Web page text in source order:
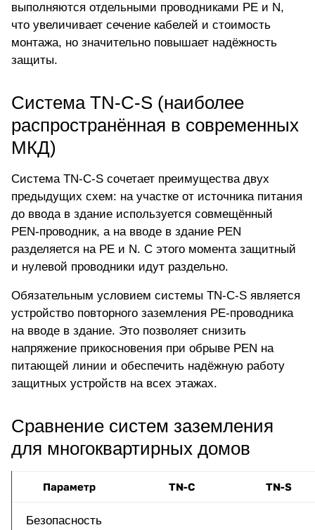
выполняются отдельными проводниками PE и N,
что увеличивает сечение кабелей и стоимость
монтажа, но значительно повышает надёжность
защиты.
Система TN-C-S (наиболее
распространённая в современных
МКД)
Система TN-C-S сочетает преимущества двух
предыдущих схем: на участке от источника питания
до ввода в здание используется совмещённый
PEN-проводник, а на вводе в здание PEN
разделяется на PE и N. С этого момента защитный
и нулевой проводники идут раздельно.
Обязательным условием системы TN-C-S является
устройство повторного заземления PE-проводника
на вводе в здание. Это позволяет снизить
напряжение прикосновения при обрыве PEN на
питающей линии и обеспечить надёжную работу
защитных устройств на всех этажах.
Сравнение систем заземления
для многоквартирных домов
Параметр TN-C TN-S
Безопасность